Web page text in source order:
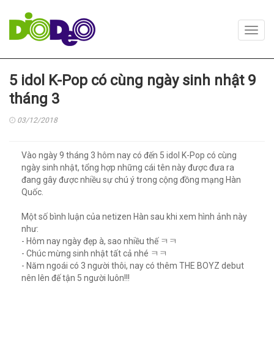
5 idol K-Pop có cùng ngày sinh nhật 9
tháng 3
03/12/2018
Vào ngày 9 tháng 3 hôm nay có đến 5 idol K-Pop có cùng
ngày sinh nhật, tổng hợp những cái tên này được đưa ra
đang gây được nhiều sự chú ý trong cộng đồng mạng Hàn
Quốc.
Một số bình luận của netizen Hàn sau khi xem hình ảnh này
như:
- Hôm nay ngày đẹp à, sao nhiều thế ㅋㅋ
- Chúc mừng sinh nhật tất cả nhé ㅋㅋ
- Năm ngoái có 3 người thôi, nay có thêm THE BOYZ debut
nên lên đế tận 5 người luôn!!!